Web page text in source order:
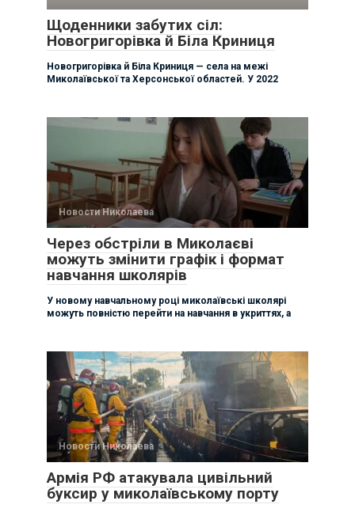
Щоденники забутих сіл:
Новогригорівка й Біла Криниця
Новогригорівка й Біла Криниця — села на межі
Миколаївської та Херсонської областей. У 2022
Новости Николаева
Через обстріли в Миколаєві
можуть змінити графік і формат
навчання школярів
У новому навчальному році миколаївські школярі
можуть повністю перейти на навчання в укриттях, а
Новости Николаева
Армія РФ атакувала цивільний
буксир у миколаївському порту